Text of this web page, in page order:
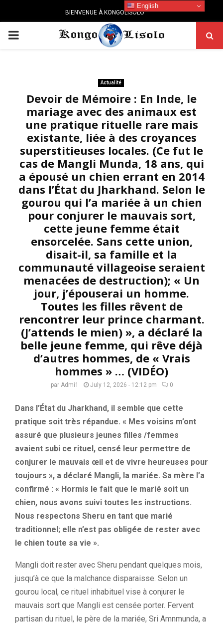
BIENVENUE À KONGOLISOLO
PRIMARY
Actualité
Devoir de Mémoire : En Inde, le
mariage avec des animaux est
une pratique rituelle rare mais
existante, liée à des croyances
superstitieuses locales. (Ce fut le
cas de Mangli Munda, 18 ans, qui
a épousé un chien errant en 2014
dans l’État du Jharkhand. Selon le
gourou qui l’a mariée à un chien
pour conjurer le mauvais sort,
cette jeune femme était
ensorcelée. Sans cette union,
disait-il, sa famille et la
communauté villageoise seraient
menacées de destruction); « Un
jour, j’épouserai un homme.
Toutes les filles rêvent de
rencontrer leur prince charmant.
(J’attends le mien) », a déclaré la
belle jeune femme, qui rêve déjà
d’autres hommes, de « Vrais
hommes » … (VIDÉO)
par Admi1 July 12, 2026 - 12:12 pm 0
Dans l’État du Jharkhand, il semble que cette
pratique soit très répandue. « Mes voisins m’ont
assuré que plusieurs jeunes filles /femmes
avaient subi ce rituel, censé leur permettre de
conjurer le mauvais œil et de vivre heureuses pour
toujours », a déclaré Mangli, la mariée. Sa mère l’a
confirmé : « Hormis le fait que le marié soit un
chien, nous avons suivi toutes les instructions.
Nous respectons Sheru en tant que marié
traditionnel; elle n’est pas obligée de rester avec
le chien toute sa vie ».
Mangli doit rester avec Sheru pendant quelques mois,
jusqu’à ce que la malchance disparaisse. Selon un
gourou local, ce rituel inhabituel vise à conjurer le
mauvais sort que Mangli est censée porter. Fervent
partisan du rituel, le père de la mariée, Sri Amnmunda, a
English